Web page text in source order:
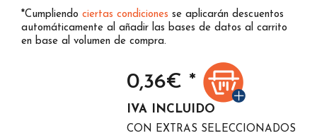
*Cumpliendo ciertas condiciones se aplicarán descuentos
automáticamente al añadir las bases de datos al carrito
en base al volumen de compra.
0,36€ *
IVA INCLUIDO
CON EXTRAS SELECCIONADOS